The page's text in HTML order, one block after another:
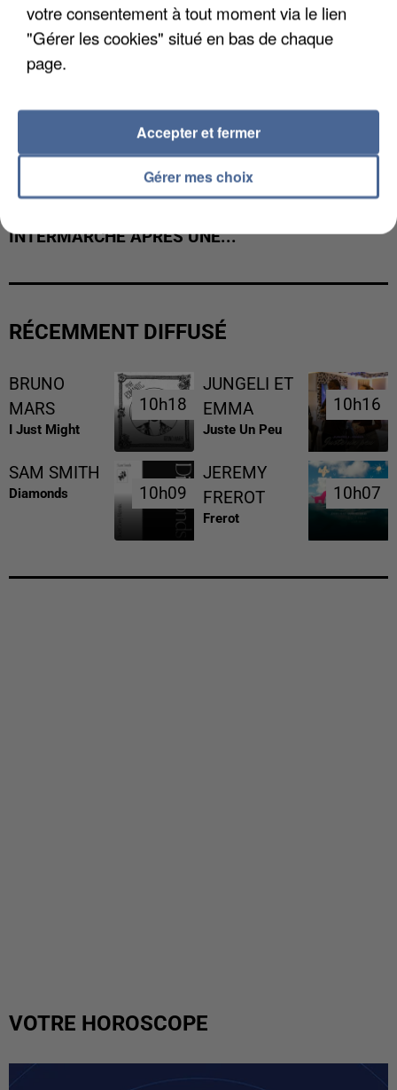
INTERMARCHÉ APRÈS UNE...
RÉCEMMENT DIFFUSÉ
BRUNO
MARS
I Just Might
10h18
10h18
JUNGELI ET
EMMA
Juste Un Peu
10h16
10h16
SAM SMITH
Diamonds 10h09
10h09
JEREMY
FREROT
Frerot
10h07
10h07
VOTRE HOROSCOPE
votre consentement à tout moment via le lien
"Gérer les cookies" situé en bas de chaque
page.
Gérer mes choix
Accepter et fermer